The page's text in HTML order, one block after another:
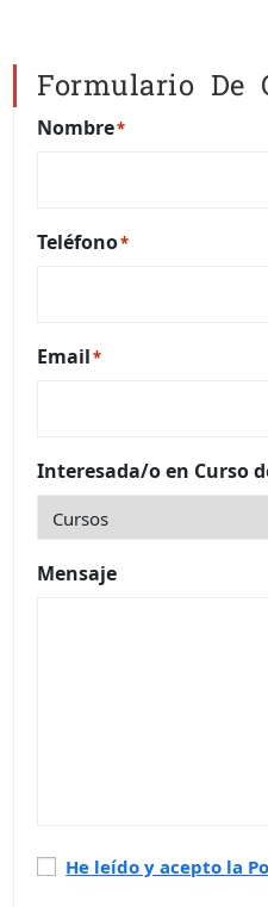
Formulario De
Nombre*
Teléfono*
Email*
Interesada/o en Curso
Mensaje
Política
He leído y acepto la